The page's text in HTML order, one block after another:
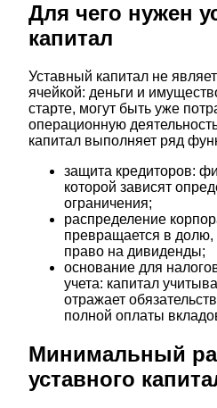
Для чего нужен
капитал
Уставный капитал не
ячейкой: деньги и
старте, могут быть уже
операционную
капитал выполняет ряд
защита кредиторов:
которой зависят
ограничения;
распределение
превращается в долю,
право на дивиденды;
основание для
учета: капитал
отражает
полной оплаты
Минимальный
уставного